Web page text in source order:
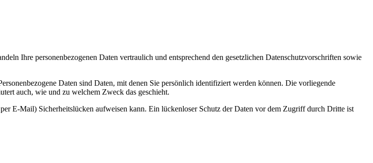
Ihre personenbezogenen Daten vertraulich und entsprechend den gesetzlichen Datenschutzvorschriften sowie
Daten sind Daten, mit denen Sie persönlich identifiziert werden können. Die vorliegende
auch, wie und zu welchem Zweck das geschieht.
E-Mail) Sicherheitslücken aufweisen kann. Ein lückenloser Schutz der Daten vor dem Zugriff durch Dritte ist